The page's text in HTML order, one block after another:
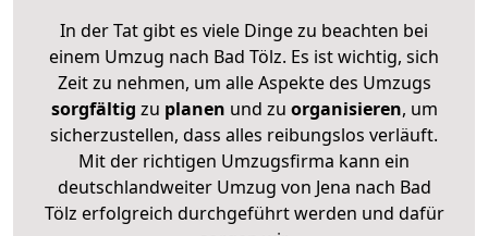
In der Tat gibt es viele Dinge zu beachten bei
einem Umzug nach Bad Tölz. Es ist wichtig, sich
Zeit zu nehmen, um alle Aspekte des Umzugs
sorgfältig zu planen und zu organisieren, um
sicherzustellen, dass alles reibungslos verläuft.
Mit der richtigen Umzugsfirma kann ein
deutschlandweiter Umzug von Jena nach Bad
Tölz erfolgreich durchgeführt werden und dafür